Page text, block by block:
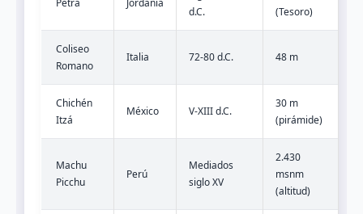
Petra Jordania
d.C.
(Tesoro)
Coliseo
Romano
Italia 72-80 d.C. 48 m
Chichén
Itzá
México V-XIII d.C.
30 m
(pirámide)
Machu
Picchu
Perú
Mediados
siglo XV
2.430
msnm
(altitud)